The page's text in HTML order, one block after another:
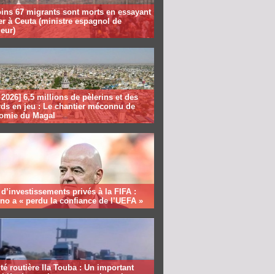
67 migrants sont morts en essayant
à Ceuta (ministre espagnol de
6,5 millions de pèlerins et des
en jeu : Le chantier méconnu de
du Magal
privés à la FIFA :
a « perdu la confiance de l’UEFA »
routière Ila Touba : Un important